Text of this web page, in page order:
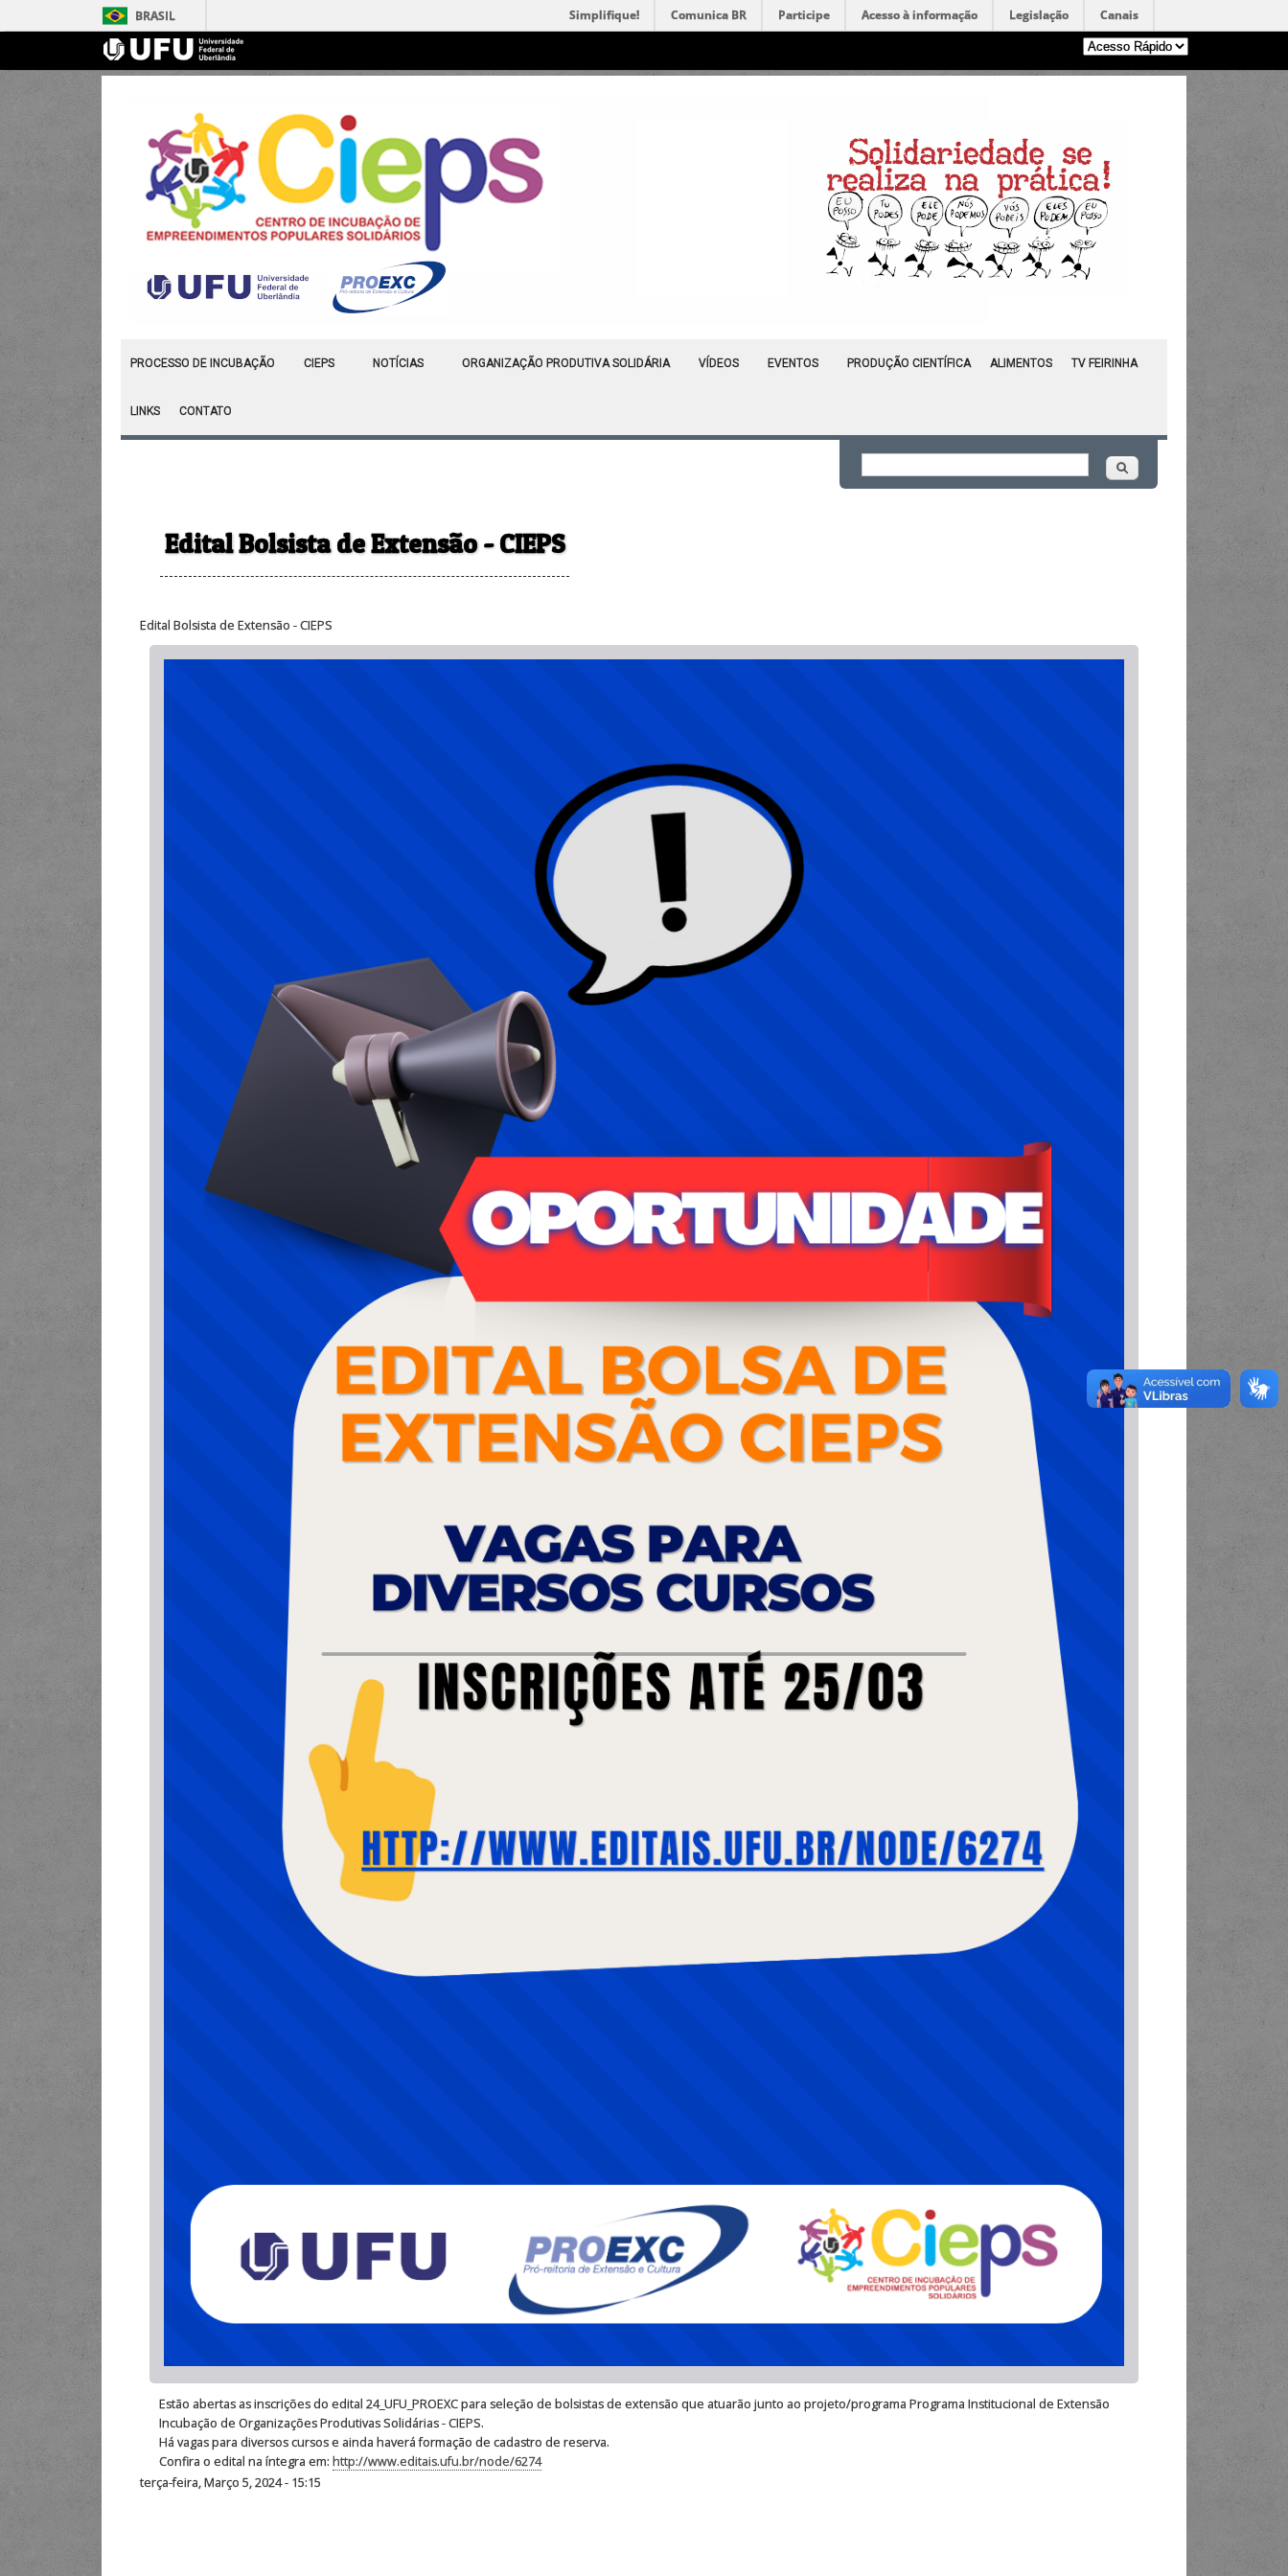
BRASIL Simplifique! Comunica BR Participe Acesso à informação Legislação Canais
PROCESSO DE INCUBAÇÃO CIEPS NOTÍCIAS ORGANIZAÇÃO PRODUTIVA SOLIDÁRIA VÍDEOS EVENTOS PRODUÇÃO CIENTÍFICA ALIMENTOS TV FEIRINHA
LINKS CONTATO
Formulário de busca
Buscar
Edital Bolsista de Extensão - CIEPS
Edital Bolsista de Extensão - CIEPS
Estão abertas as inscrições do edital 24_UFU_PROEXC para seleção de bolsistas de extensão que atuarão junto ao projeto/programa Programa Institucional de Extensão
Incubação de Organizações Produtivas Solidárias - CIEPS.
Há vagas para diversos cursos e ainda haverá formação de cadastro de reserva.
Confira o edital na íntegra em: http://www.editais.ufu.br/node/6274
terça-feira, Março 5, 2024 - 15:15